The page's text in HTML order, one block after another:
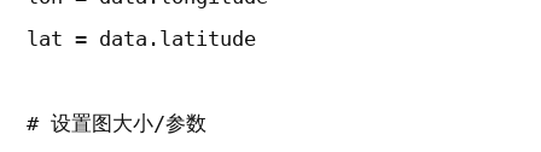
lat = data.latitude
# 设置图大小/参数